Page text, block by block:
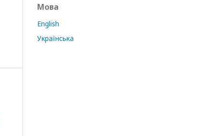
Мова
English
Українська